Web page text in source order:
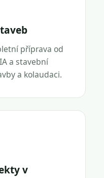
příprava od
a stavební
a kolaudaci.
v